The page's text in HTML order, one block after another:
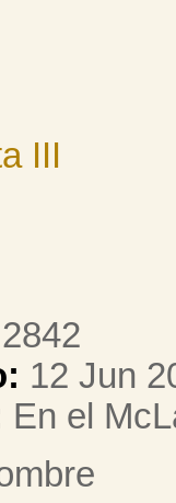
III
2842
12 Jun
En el